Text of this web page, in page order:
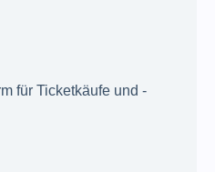
für Ticketkäufe und -